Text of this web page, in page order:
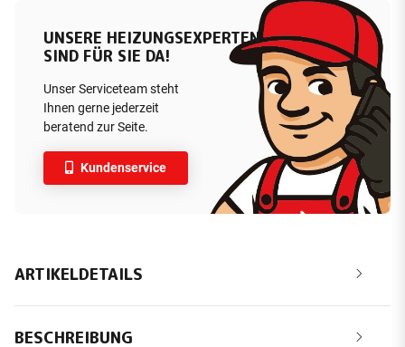
UNSERE HEIZUNGSEXPERTEN
SIND FÜR SIE DA!
Unser Serviceteam steht
Ihnen gerne jederzeit
beratend zur Seite.
Kundenservice
ARTIKELDETAILS
BESCHREIBUNG